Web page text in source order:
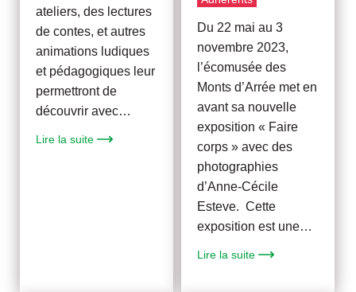
ateliers, des lectures
de contes, et autres
animations ludiques
et pédagogiques leur
permettront de
découvrir avec…
Lire la suite
Du 22 mai au 3
novembre 2023,
l’écomusée des
Monts d’Arrée met en
avant sa nouvelle
exposition « Faire
corps » avec des
photographies
d’Anne-Cécile
Esteve. Cette
exposition est une…
Lire la suite